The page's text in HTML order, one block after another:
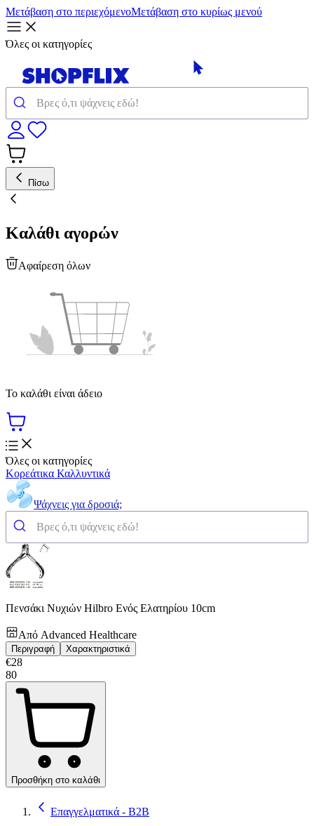
Μετάβαση στο περιεχόμενοΜετάβαση στο κυρίως μενού
Όλες οι κατηγορίες
Πίσω
Καλάθι αγορών
Αφαίρεση όλων
Το καλάθι είναι άδειο
Όλες οι κατηγορίες
Κορεάτικα Καλλυντικά
Ψάχνεις για δροσιά;
Πενσάκι Νυχιών Hilbro Ενός Ελατηρίου 10cm
Από Advanced Healthcare
Περιγραφή Χαρακτηριστικά
€28
80
Προσθήκη στο καλάθι
Επαγγελματικά - B2B